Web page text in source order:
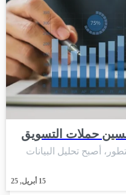
حملات التسويق
15 أبريل, 25
أصبح تحليل البيانات